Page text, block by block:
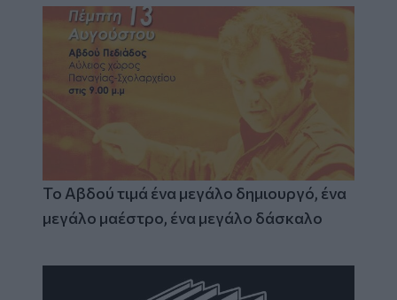
Το Αβδού τιμά ένα μεγάλο δημιουργό, ένα
μεγάλο μαέστρο, ένα μεγάλο δάσκαλο